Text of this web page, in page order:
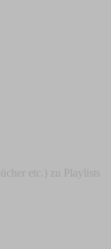
etc.) zu Playlists